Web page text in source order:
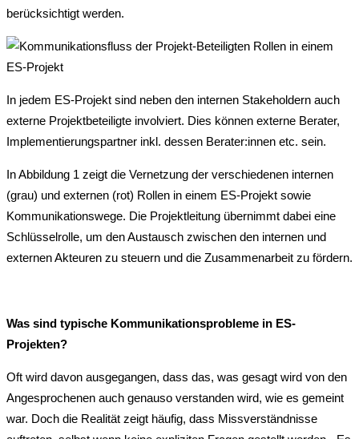
berücksichtigt werden.
In jedem ES-Projekt sind neben den internen Stakeholdern auch
externe Projektbeteiligte involviert. Dies können externe Berater,
Implementierungspartner inkl. dessen Berater:innen etc. sein.
In Abbildung 1 zeigt die Vernetzung der verschiedenen internen
(grau) und externen (rot) Rollen in einem ES-Projekt sowie
Kommunikationswege. Die Projektleitung übernimmt dabei eine
Schlüsselrolle, um den Austausch zwischen den internen und
externen Akteuren zu steuern und die Zusammenarbeit zu fördern.
Was sind typische Kommunikationsprobleme in ES-
Projekten?
Oft wird davon ausgegangen, dass das, was gesagt wird von den
Angesprochenen auch genauso verstanden wird, wie es gemeint
war. Doch die Realität zeigt häufig, dass Missverständnisse